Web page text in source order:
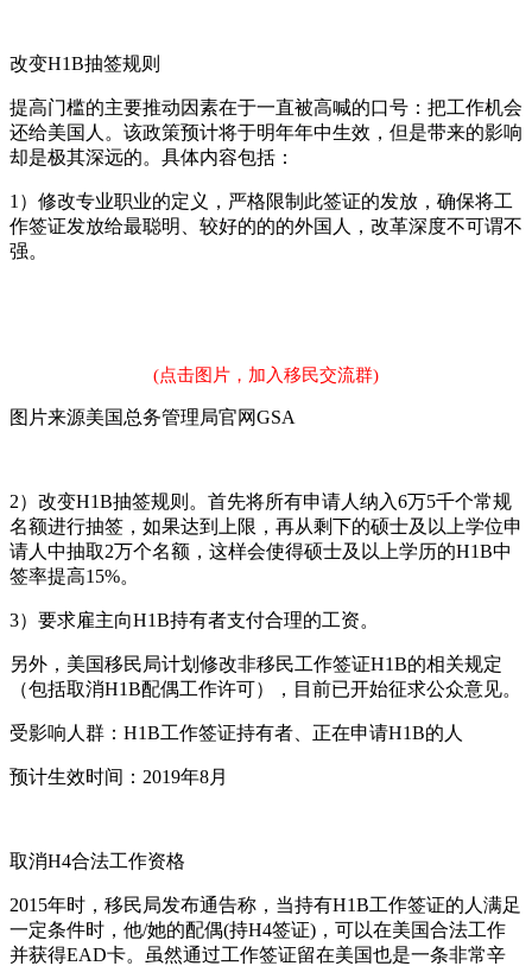
改变H1B抽签规则
提高门槛的主要推动因素在于一直被高喊的口号：把工作机会
还给美国人。该政策预计将于明年年中生效，但是带来的影响
却是极其深远的。具体内容包括：
1）修改专业职业的定义，严格限制此签证的发放，确保将工
作签证发放给最聪明、较好的的的外国人，改革深度不可谓不
强。
(点击图片，加入移民交流群)
图片来源美国总务管理局官网GSA
2）改变H1B抽签规则。首先将所有申请人纳入6万5千个常规
名额进行抽签，如果达到上限，再从剩下的硕士及以上学位申
请人中抽取2万个名额，这样会使得硕士及以上学历的H1B中
签率提高15%。
3）要求雇主向H1B持有者支付合理的工资。
另外，美国移民局计划修改非移民工作签证H1B的相关规定
（包括取消H1B配偶工作许可），目前已开始征求公众意见。
受影响人群：H1B工作签证持有者、正在申请H1B的人
预计生效时间：2019年8月
取消H4合法工作资格
2015年时，移民局发布通告称，当持有H1B工作签证的人满足
一定条件时，他/她的配偶(持H4签证)，可以在美国合法工作
并获得EAD卡。虽然通过工作签证留在美国也是一条非常辛